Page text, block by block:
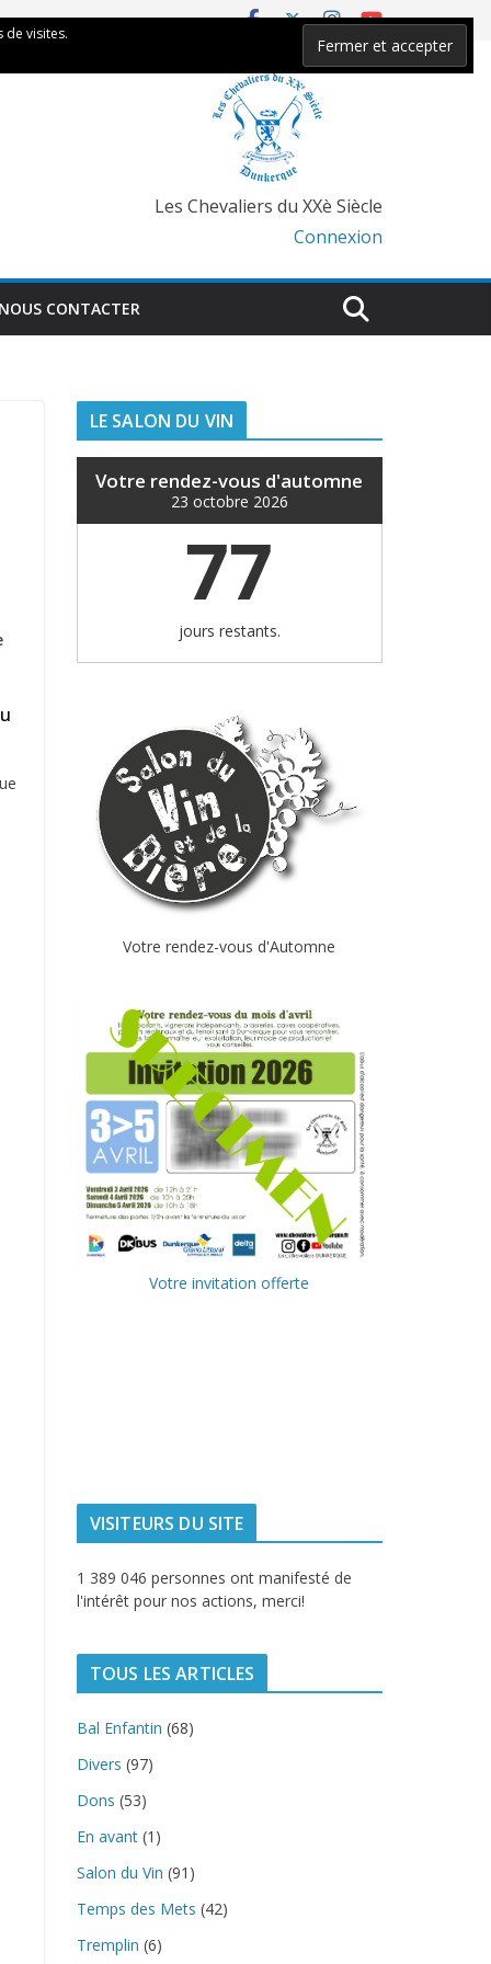
Les Chevaliers du XXè Siècle
Connexion
NOUS CONTACTER
LE SALON DU VIN
Votre rendez-vous d'automne
23 octobre 2026
77
jours restants.
Votre rendez-vous d'Automne
Votre invitation offerte
VISITEURS DU SITE
1 389 046 personnes ont manifesté de
l'intérêt pour nos actions, merci!
TOUS LES ARTICLES
Bal Enfantin (68)
Divers (97)
Dons (53)
En avant(1)
Salon du Vin (91)
Temps des Mets (42)
Tremplin (6)
de visites.